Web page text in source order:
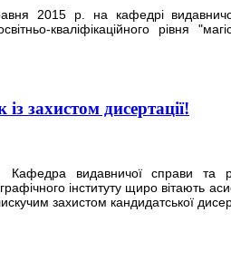
2015 р. на кафедрі
кваліфікаційного рівня
захистом дисертації!
Кафедра видавничої справи та
інституту щиро вітають
захистом кандидатської